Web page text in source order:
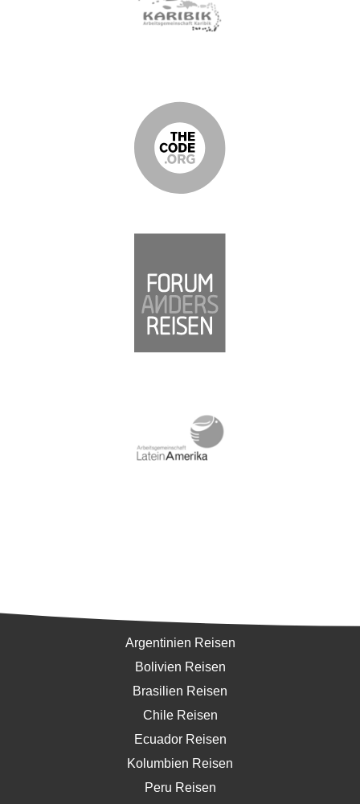
Argentinien Reisen
Bolivien Reisen
Brasilien Reisen
Chile Reisen
Ecuador Reisen
Kolumbien Reisen
Peru Reisen